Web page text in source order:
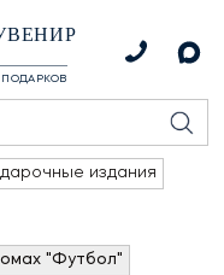
издания
"Футбол"